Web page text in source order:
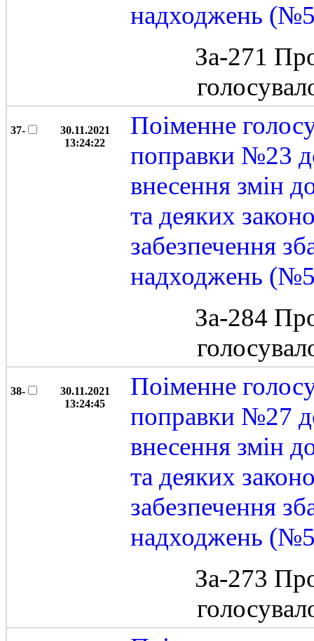
надходжень
За-271
37-
30.11.2021
13:24:22
Поіменне
поправки №23
внесення змін
та деяких
забезпечення
надходжень
За-284
38-
30.11.2021
13:24:45
Поіменне
поправки №27
внесення змін
та деяких
забезпечення
надходжень
За-273